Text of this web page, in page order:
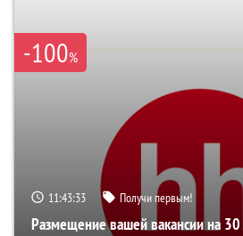
-100%
11:43:32 Получи первым!
Размещение вашей вакансии на 30